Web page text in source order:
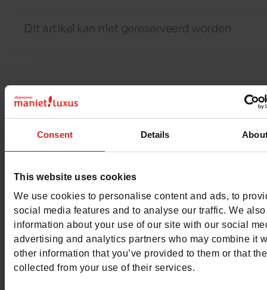
Consent Details
This website uses cookies
We use cookies to personalise content and ads, to
social media features and to analyse our traffic. We
information about your use of our site with our social
advertising and analytics partners who may combine it
other information that you’ve provided to them or that
collected from your use of their services.
Dit artikel kan niet gereserveerd worden
Detail
Materialen
Color JEANS
Breedte van de Raad normal
Waterbestendig Neen